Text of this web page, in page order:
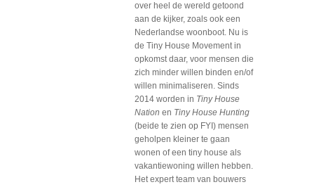
over heel de wereld getoond
aan de kijker, zoals ook een
Nederlandse woonboot. Nu is
de Tiny House Movement in
opkomst daar, voor mensen die
zich minder willen binden en/of
willen minimaliseren. Sinds
2014 worden in Tiny House
Nation en Tiny House Hunting
(beide te zien op FYI) mensen
geholpen kleiner te gaan
wonen of een tiny house als
vakantiewoning willen hebben.
Het expert team van bouwers